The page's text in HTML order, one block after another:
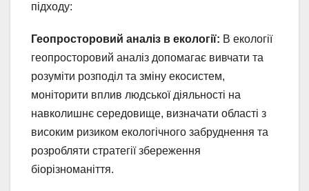
підходу:
Геопросторовий аналіз в екології: В екології
геопросторовий аналіз допомагає вивчати та
розуміти розподіл та зміну екосистем,
моніторити вплив людської діяльності на
навколишнє середовище, визначати області з
високим ризиком екологічного забруднення та
розробляти стратегії збереження
біорізноманіття.